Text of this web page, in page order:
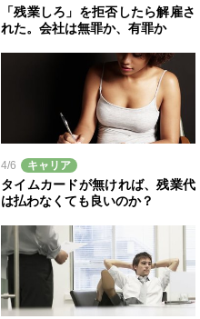
「残業しろ」を拒否したら解雇さ
れた。会社は無罪か、有罪か
4/6 キャリア
タイムカードが無ければ、残業代
は払わなくても良いのか？